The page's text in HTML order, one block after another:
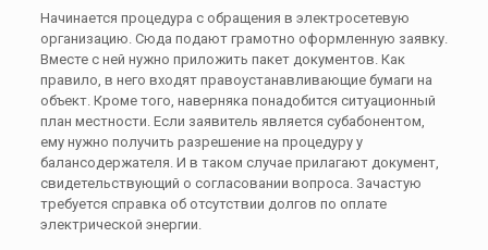
Начинается процедура с обращения в электросетевую
организацию. Сюда подают грамотно оформленную заявку.
Вместе с ней нужно приложить пакет документов. Как
правило, в него входят правоустанавливающие бумаги на
объект. Кроме того, наверняка понадобится ситуационный
план местности. Если заявитель является субабонентом,
ему нужно получить разрешение на процедуру у
балансодержателя. И в таком случае прилагают документ,
свидетельствующий о согласовании вопроса. Зачастую
требуется справка об отсутствии долгов по оплате
электрической энергии.